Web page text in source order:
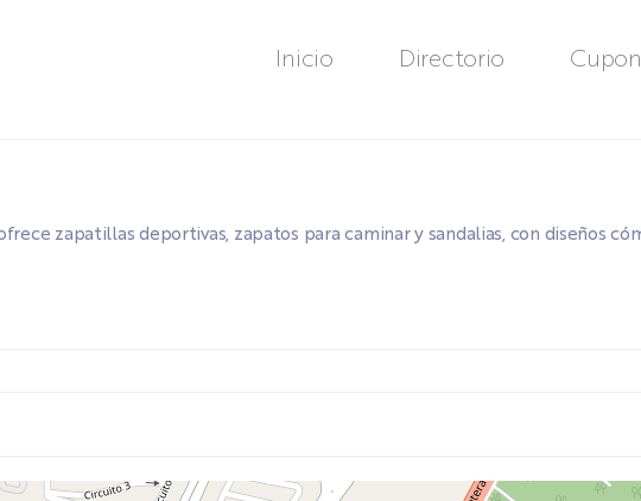
Inicio Directorio
zapatillas deportivas, zapatos para caminar y sandalias, con diseños